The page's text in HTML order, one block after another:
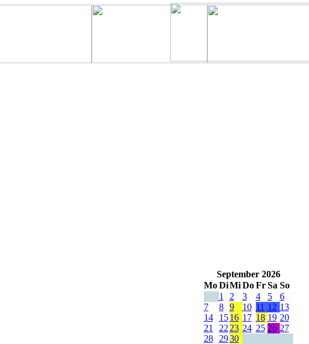
September 2026
Mo DiMi Do Fr Sa So
1
2 3 4 5
6
7
8 9 10 11 12 13
14
15 16 17 18 19 20
21
22 23 24 25 26 27
28
2930